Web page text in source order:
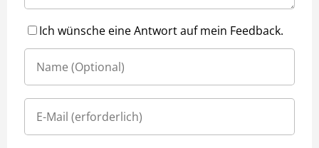
Ich wünsche eine Antwort auf mein Feedback.